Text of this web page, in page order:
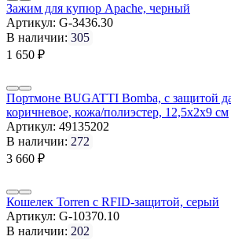
Зажим для купюр Apache, черный
Артикул: G-3436.30
В наличии: 305
1 650 ₽
Портмоне BUGATTI Bomba, с защитой
коричневое, кожа/полиэстер, 12,5х2х9 см
Артикул: 49135202
В наличии: 272
3 660 ₽
Кошелек Torren с RFID-защитой, серый
Артикул: G-10370.10
В наличии: 202